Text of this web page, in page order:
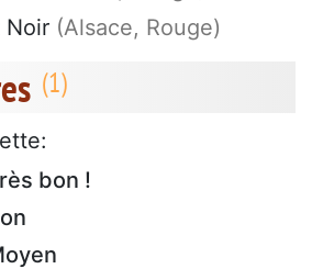
Noir (Alsace, Rouge)
bon !